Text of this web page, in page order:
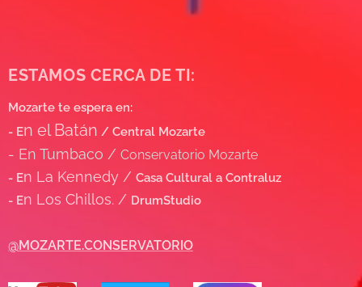
ESTAMOS CERCA DE TI:
Mozarte te espera en:
- En el Batán / Central Mozarte
- En Tumbaco / Conservatorio Mozarte
- En La Kennedy / Casa Cultural a Contraluz
- En Los Chillos. / DrumStudio
@MOZARTE.CONSERVATORIO